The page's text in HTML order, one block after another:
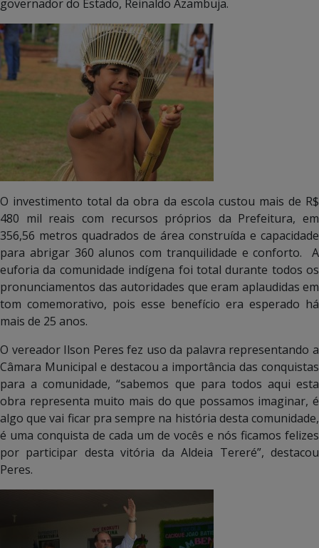
governador do Estado, Reinaldo Azambuja.
O investimento total da obra da escola custou mais de R$
480 mil reais com recursos próprios da Prefeitura, em
356,56 metros quadrados de área construída e capacidade
para abrigar 360 alunos com tranquilidade e conforto. A
euforia da comunidade indígena foi total durante todos os
pronunciamentos das autoridades que eram aplaudidas em
tom comemorativo, pois esse benefício era esperado há
mais de 25 anos.
O vereador Ilson Peres fez uso da palavra representando a
Câmara Municipal e destacou a importância das conquistas
para a comunidade, “sabemos que para todos aqui esta
obra representa muito mais do que possamos imaginar, é
algo que vai ficar pra sempre na história desta comunidade,
é uma conquista de cada um de vocês e nós ficamos felizes
por participar desta vitória da Aldeia Tereré”, destacou
Peres.